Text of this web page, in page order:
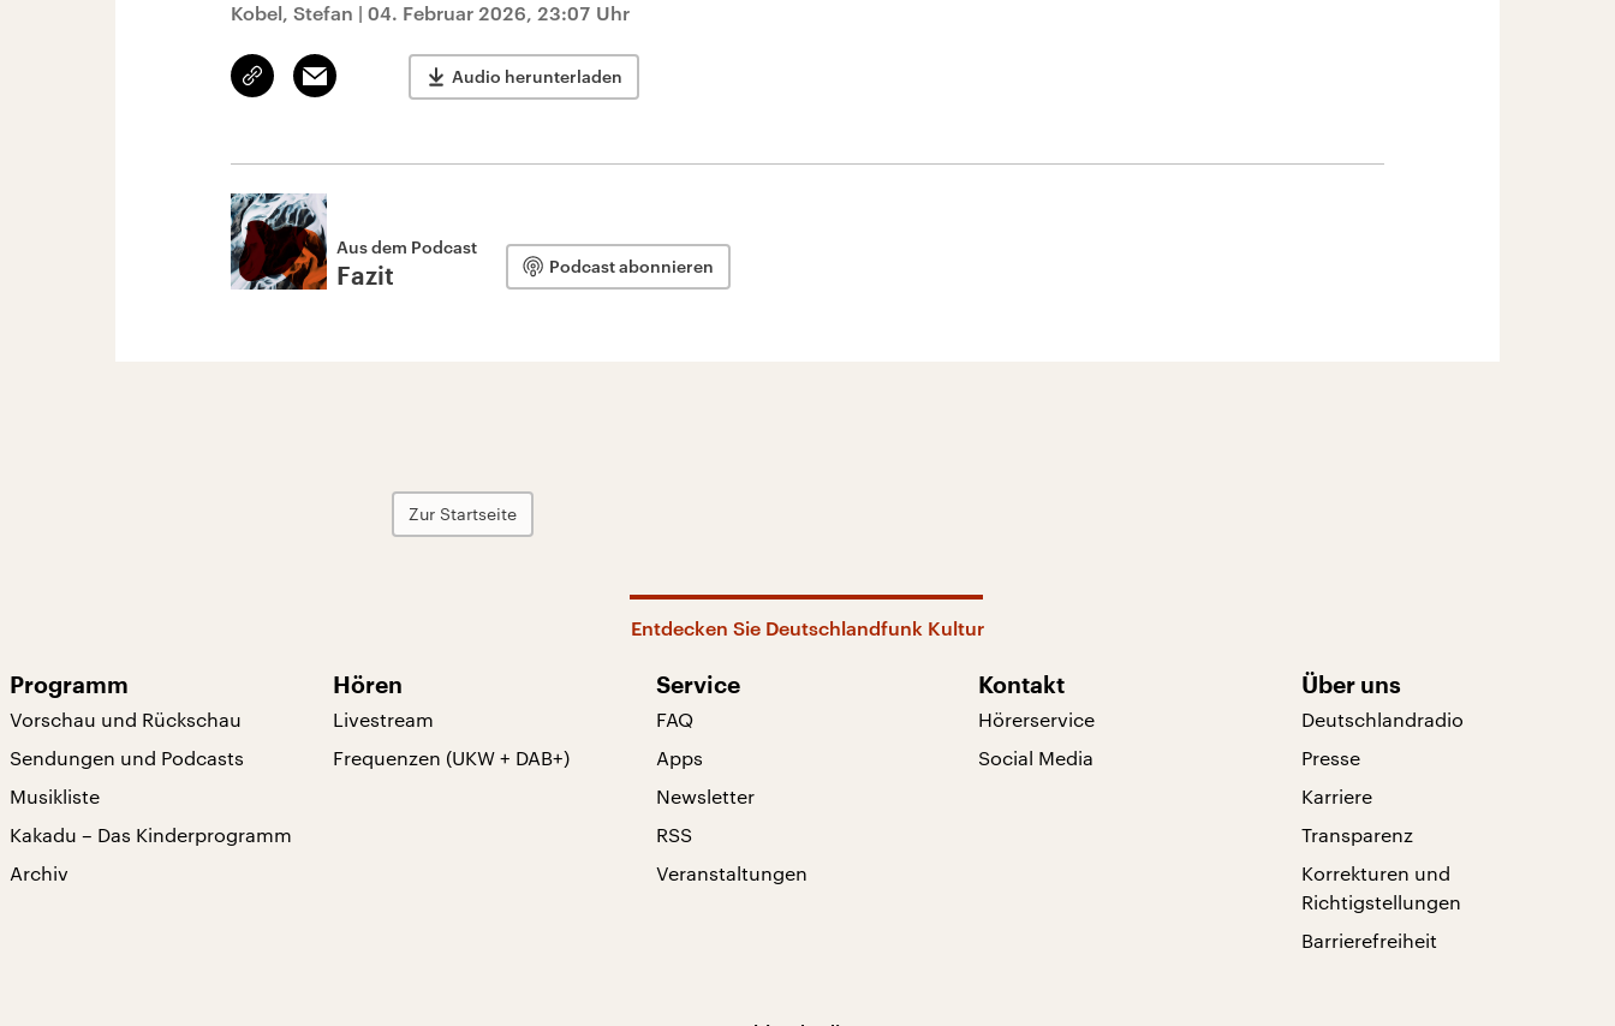
Kobel, Stefan | 04. Februar 2026, 23:07 Uhr
Link
kopieren/teilen
Email Audio herunterladen
Aus dem Podcast
Fazit Podcast abonnieren
Zur Startseite
Entdecken Sie Deutschlandfunk Kultur
Programm
Vorschau und Rückschau
Sendungen und Podcasts
Musikliste
Kakadu – Das Kinderprogramm
Archiv
Hören
Livestream
Frequenzen (UKW + DAB+)
Service
FAQ
Apps
Newsletter
RSS
Veranstaltungen
Kontakt
Hörerservice
Social Media
Über uns
Deutschlandradio
Presse
Karriere
Transparenz
Korrekturen und
Richtigstellungen
Barrierefreiheit